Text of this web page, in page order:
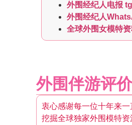
外围经纪人电报
外围经纪人
全球外围女模特
外围伴游评
衷心感谢每一位十年来
挖掘全球独家外围模特